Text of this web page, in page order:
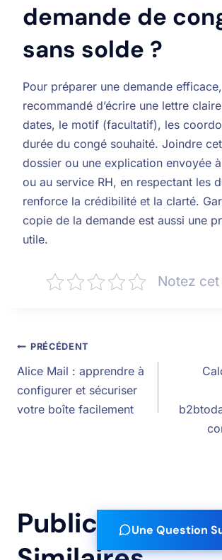
demande de
sans solde ?
Pour préparer une demande
recommandé d’écrire une lettre
dates, le motif (facultatif), les
durée du congé souhaité. Joindre
dossier ou une explication envoyée
ou au service RH, en respectant les
renforce la crédibilité et la clarté.
copie de la demande est aussi une
utile.
Notez
PRÉCÉDENT
Alice Mail : apprendre à
configurer et sécuriser
votre boîte facilement
Publications
Une Question